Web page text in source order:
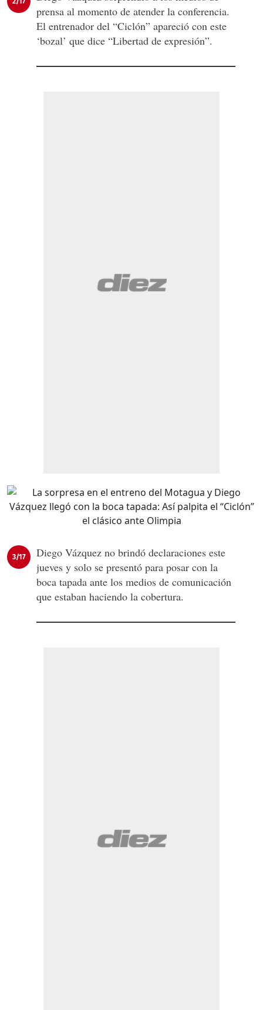
prensa al momento de atender la conferencia.
El entrenador del “Ciclón” apareció con este
‘bozal’ que dice “Libertad de expresión”.
3/17 Diego Vázquez no brindó declaraciones este
jueves y solo se presentó para posar con la
boca tapada ante los medios de comunicación
que estaban haciendo la cobertura.